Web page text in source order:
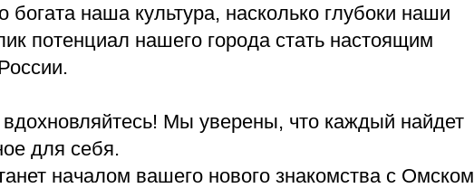
богата наша культура, насколько глубоки наши
потенциал нашего города стать настоящим
вдохновляйтесь! Мы уверены, что каждый найдет
для себя.
началом вашего нового знакомства с Омском